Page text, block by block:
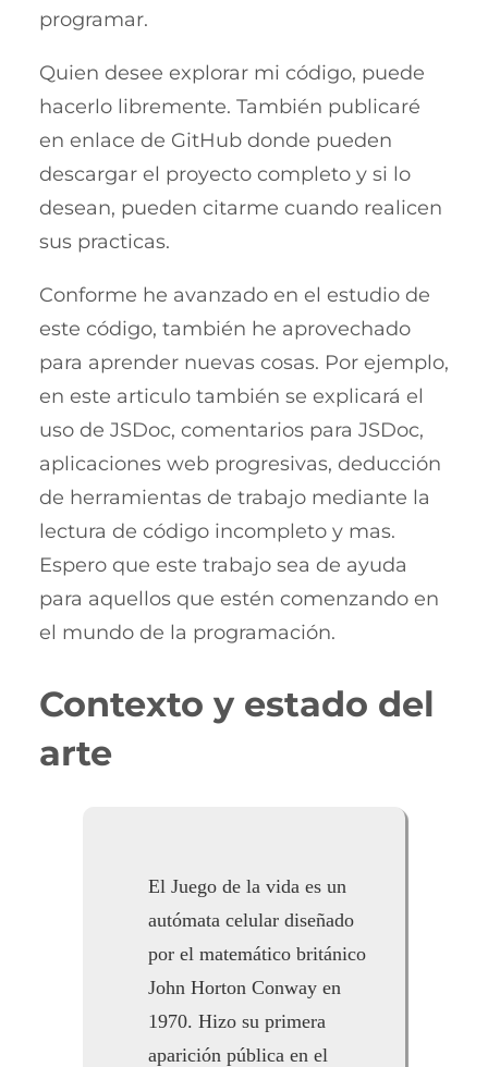
programar.
Quien desee explorar mi código, puede
hacerlo libremente. También publicaré
en enlace de GitHub donde pueden
descargar el proyecto completo y si lo
desean, pueden citarme cuando realicen
sus practicas.
Conforme he avanzado en el estudio de
este código, también he aprovechado
para aprender nuevas cosas. Por ejemplo,
en este articulo también se explicará el
uso de JSDoc, comentarios para JSDoc,
aplicaciones web progresivas, deducción
de herramientas de trabajo mediante la
lectura de código incompleto y mas.
Espero que este trabajo sea de ayuda
para aquellos que estén comenzando en
el mundo de la programación.
Contexto y estado del
arte
El Juego de la vida es un
autómata celular diseñado
por el matemático británico
John Horton Conway en
1970. Hizo su primera
aparición pública en el